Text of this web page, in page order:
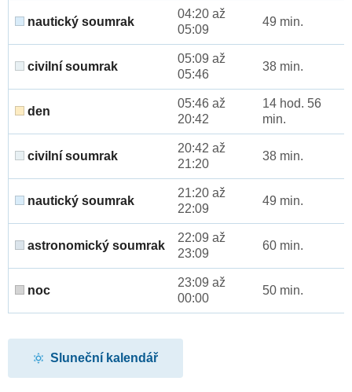
nautický soumrak
04:20 až
05:09
49 min.
civilní soumrak
05:09 až
05:46
38 min.
den
05:46 až
20:42
14 hod. 56
min.
civilní soumrak
20:42 až
21:20
38 min.
nautický soumrak
21:20 až
22:09
49 min.
astronomický soumrak
22:09 až
23:09
60 min.
noc
23:09 až
00:00
50 min.
Sluneční kalendář